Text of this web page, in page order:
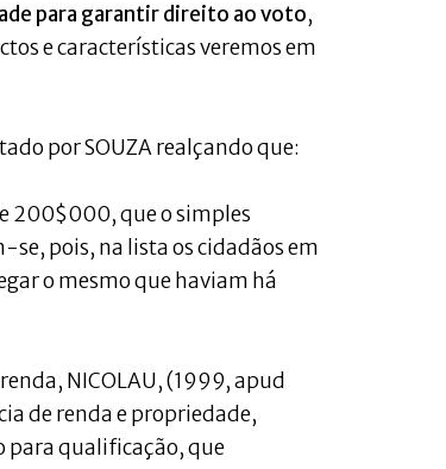
para garantir direito ao voto,
e características veremos em
por SOUZA realçando que:
200$000, que o simples
pois, na lista os cidadãos em
o mesmo que haviam há
NICOLAU, (1999, apud
de renda e propriedade,
para qualificação, que